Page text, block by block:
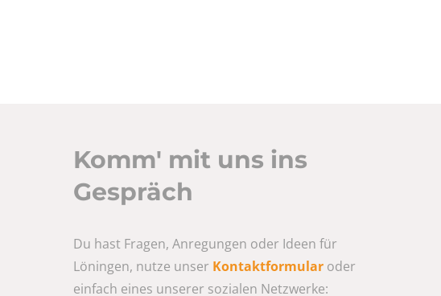
Komm' mit uns ins
Gespräch
Du hast Fragen, Anregungen oder Ideen für
Löningen, nutze unser Kontaktformular oder
einfach eines unserer sozialen Netzwerke: